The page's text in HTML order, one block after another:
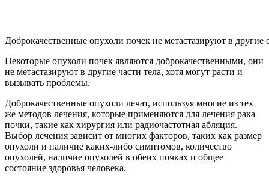
Доброкачественные опухоли почек не метастазируют в другие
Некоторые опухоли почек являются доброкачественными, они
не метастазируют в другие части тела, хотя могут расти и
вызывать проблемы.
Доброкачественные опухоли лечат, используя многие из тех
же методов лечения, которые применяются для лечения рака
почки, такие как хирургия или радиочастотная абляция.
Выбор лечения зависит от многих факторов, таких как размер
опухоли и наличие каких-либо симптомов, количество
опухолей, наличие опухолей в обеих почках и общее
состояние здоровья человека.